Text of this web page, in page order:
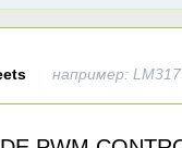
например: LM317